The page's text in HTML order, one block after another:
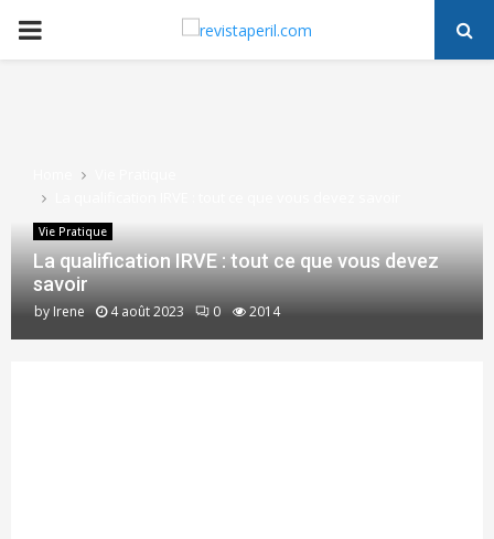
PRIMARY
Vie Pratique
La qualification IRVE : tout ce que vous devez
savoir
by Irene 4 août 2023 0 2014